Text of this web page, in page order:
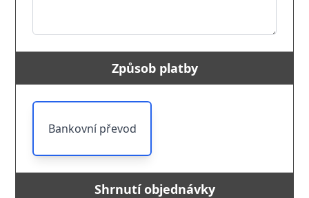
Způsob platby
Bankovní převod
Shrnutí objednávky